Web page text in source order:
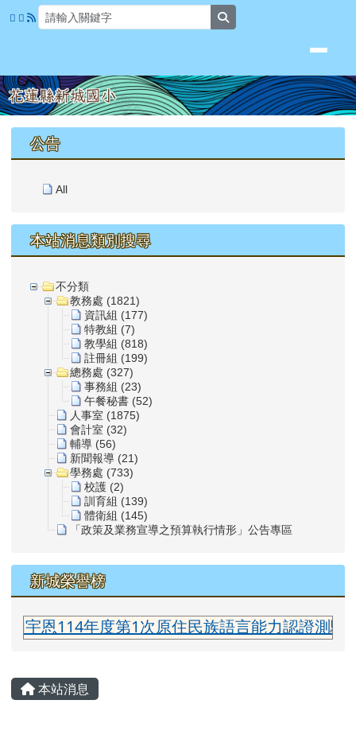
跳至主內容區
花蓮縣新城國小
上中區域內容
公告
All
本站消息類別搜尋
不分類
教務處 (1821)
資訊組 (177)
特教組 (7)
教學組 (818)
註冊組 (199)
總務處 (327)
事務組 (23)
午餐秘書 (52)
人事室 (1875)
會計室 (32)
輔導 (56)
新聞報導 (21)
學務處 (733)
校護 (2)
訓育組 (139)
體衛組 (145)
「政策及業務宣導之預算執行情形」公告專區
新城榮譽榜
恩114年度第1次原住民族語言能力認證測驗太
主內容區域
本站消息
頁尾區域